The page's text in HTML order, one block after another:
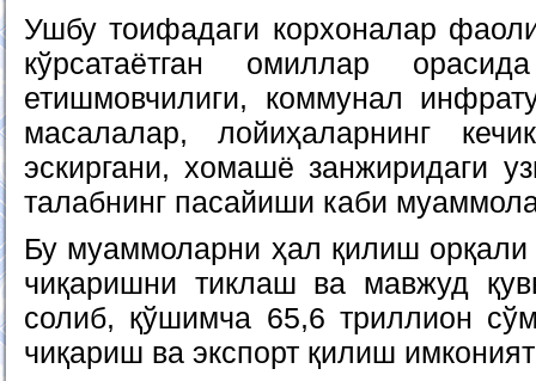
Ушбу тоифадаги корхоналар
кўрсатаётган омиллар
етишмовчилиги, коммунал
масалалар, лойиҳаларнинг
эскиргани, хомашё занжиридаги
талабнинг пасайиши каби
Бу муаммоларни ҳал қилиш
чиқаришни тиклаш ва мавжуд
солиб, қўшимча 65,6 триллион
чиқариш ва экспорт қилиш